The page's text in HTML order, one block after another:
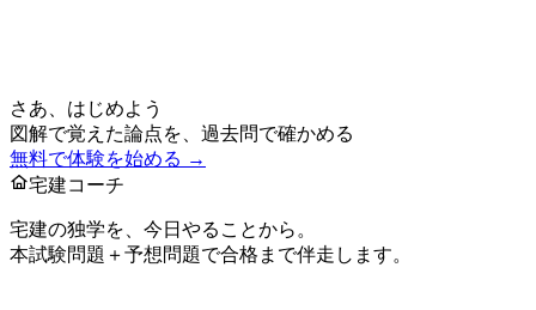
さあ、はじめよう
図解で覚えた論点を、過去問で確かめる
無料で体験を始める →
宅建コーチ
宅建の独学を、今日やることから。
本試験問題＋予想問題で合格まで伴走します。